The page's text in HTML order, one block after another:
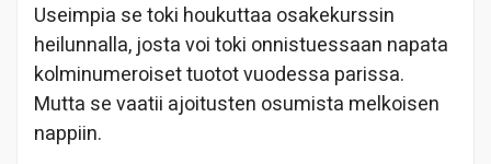
Useimpia se toki houkuttaa osakekurssin
heilunnalla, josta voi toki onnistuessaan napata
kolminumeroiset tuotot vuodessa parissa.
Mutta se vaatii ajoitusten osumista melkoisen
nappiin.